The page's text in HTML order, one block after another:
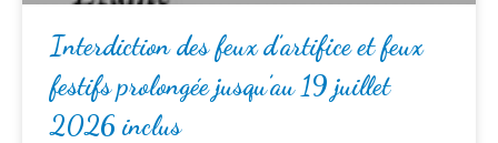
Interdiction des feux d’artifice et feux
festifs prolongée jusqu’au 19 juillet
2026 inclus